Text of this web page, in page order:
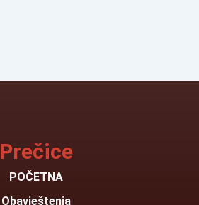
Prečice
POČETNA
Obavještenja